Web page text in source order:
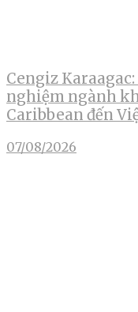
Cengiz
nghiệm ngành
Caribbean đến
07/08/2026